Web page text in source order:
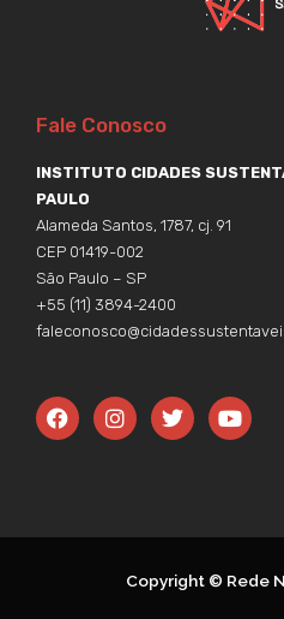
Fale Conosco
INSTITUTO CIDADES
PAULO
Alameda Santos, 1787, cj. 91
CEP 01419-002
São Paulo – SP
+55 (11) 3894-2400
F
a
c
o
I
n
s
r
m
T
w
i
r
Y
o
u
e
Copyright © Rede